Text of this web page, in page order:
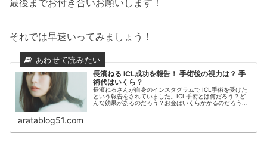
最後までお付き合いお願いします！
それでは早速いってみましょう！
長濱ねる ICL成功を報告！ 手術後の視力は？ 手
術代はいくら？
長濱ねるさんが自身のインスタグラムで ICL手術を受けた
という報告をされていました。ICL手術とは何だろう？ど
んな効果があるのだろう？お金はいくらかかるのだろう？
aratablog51.com